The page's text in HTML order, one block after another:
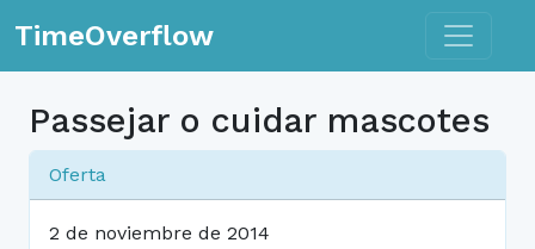
TimeOverflow Toggle
Passejar o cuidar mascotes
Oferta
2 de noviembre de 2014